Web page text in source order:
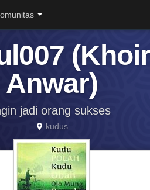
Anwar)
jadi orang sukses
kudus